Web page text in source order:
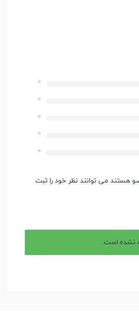
0
0
0
0
0
هستند می توانند نظر خود را ثبت
نشده است.